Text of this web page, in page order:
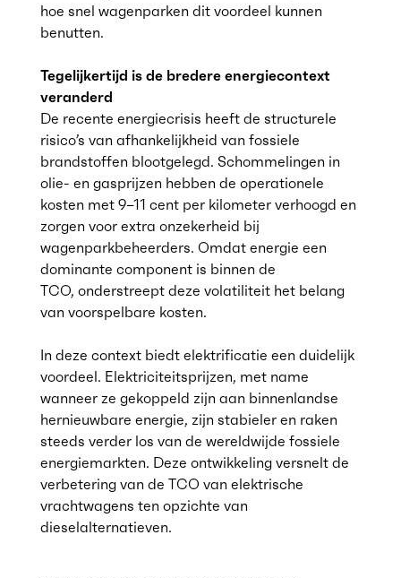
hoe snel wagenparken dit voordeel kunnen
benutten.
Tegelijkertijd is de bredere energiecontext
veranderd
De recente energiecrisis heeft de structurele
risico’s van afhankelijkheid van fossiele
brandstoffen blootgelegd. Schommelingen in
olie- en gasprijzen hebben de operationele
kosten met 9–11 cent per kilometer verhoogd en
zorgen voor extra onzekerheid bij
wagenparkbeheerders. Omdat energie een
dominante component is binnen de
TCO, onderstreept deze volatiliteit het belang
van voorspelbare kosten.
In deze context biedt elektrificatie een duidelijk
voordeel. Elektriciteitsprijzen, met name
wanneer ze gekoppeld zijn aan binnenlandse
hernieuwbare energie, zijn stabieler en raken
steeds verder los van de wereldwijde fossiele
energiemarkten. Deze ontwikkeling versnelt de
verbetering van de TCO van elektrische
vrachtwagens ten opzichte van
dieselalternatieven.